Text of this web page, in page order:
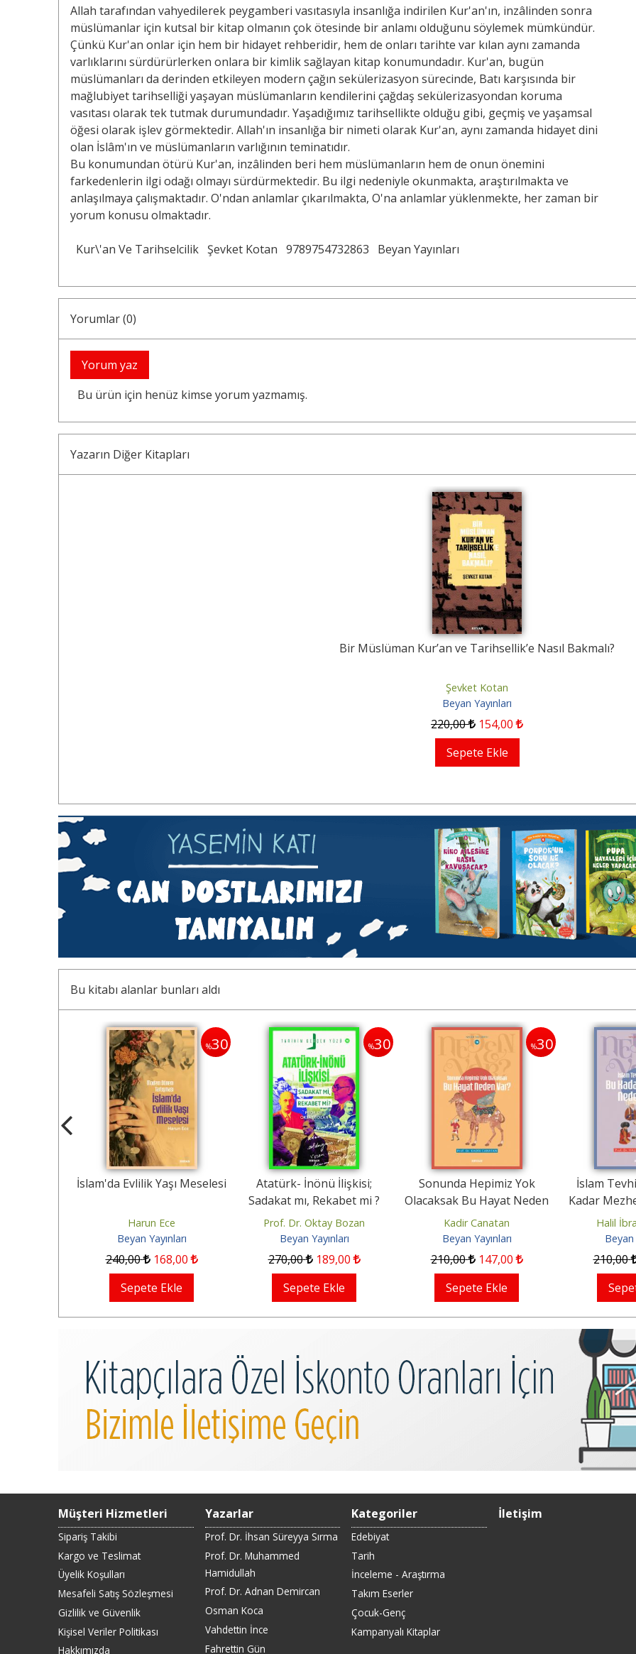
Allah tarafından vahyedilerek peygamberi vasıtasıyla insanlığa indirilen Kur'an'ın, inzâlinden sonra
müslümanlar için kutsal bir kitap olmanın çok ötesinde bir anlamı olduğunu söylemek mümkündür.
Çünkü Kur'an onlar için hem bir hidayet rehberidir, hem de onları tarihte var kılan aynı zamanda
varlıklarını sürdürürlerken onlara bir kimlik sağlayan kitap konumundadır. Kur'an, bugün
müslümanları da derinden etkileyen modern çağın sekülerizasyon sürecinde, Batı karşısında bir
mağlubiyet tarihselliği yaşayan müslümanların kendilerini çağdaş sekülerizasyondan koruma
vasıtası olarak tek tutmak durumundadır. Yaşadığımız tarihsellikte olduğu gibi, geçmiş ve yaşamsal
öğesi olarak işlev görmektedir. Allah'ın insanlığa bir nimeti olarak Kur'an, aynı zamanda hidayet dini
olan İslâm'ın ve müslümanların varlığının teminatıdır.
Bu konumundan ötürü Kur'an, inzâlinden beri hem müslümanların hem de onun önemini
farkedenlerin ilgi odağı olmayı sürdürmektedir. Bu ilgi nedeniyle okunmakta, araştırılmakta ve
anlaşılmaya çalışmaktadır. O'ndan anlamlar çıkarılmakta, O'na anlamlar yüklenmekte, her zaman bir
yorum konusu olmaktadır.
Kur\'an Ve Tarihselcilik Şevket Kotan 9789754732863 Beyan Yayınları
Yorumlar (0)
Yorum yaz
Bu ürün için henüz kimse yorum yazmamış.
Yazarın Diğer Kitapları
Bir Müslüman Kur’an ve Tarihsellik’e Nasıl Bakmalı?
Şevket Kotan
Beyan Yayınları
220,00 154,00
Sepete Ekle
Bu kitabı alanlar bunları aldı
% 30
İslam'da Evlilik Yaşı Meselesi
Harun Ece
Beyan Yayınları
240,00 168,00
Sepete Ekle
% 30
Atatürk- İnönü İlişkisi;
Sadakat mı, Rekabet mi ?
Prof. Dr. Oktay Bozan
Beyan Yayınları
270,00 189,00
Sepete Ekle
% 30
Sonunda Hepimiz Yok
Olacaksak Bu Hayat Neden
Var?
Kadir Canatan
Beyan Yayınları
210,00 147,00
Sepete Ekle
İslam
Kadar
Halil
Beyan
210,00
Müşteri Hizmetleri
Sipariş Takibi
Kargo ve Teslimat
Üyelik Koşulları
Mesafeli Satış Sözleşmesi
Gizlilik ve Güvenlik
Kişisel Veriler Politikası
Hakkımızda
Yazarlar
Prof. Dr. İhsan Süreyya Sırma
Prof. Dr. Muhammed
Hamidullah
Prof. Dr. Adnan Demircan
Osman Koca
Vahdettin İnce
Fahrettin Gün
Kategoriler
Edebiyat
Tarih
İnceleme - Araştırma
Takım Eserler
Çocuk-Genç
Kampanyalı Kitaplar
İletişim